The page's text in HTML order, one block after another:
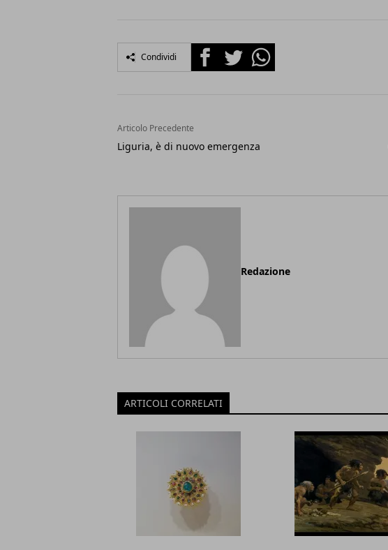
Condividi FacebookTwitterWhatsapp
Articolo Precedente
Liguria, è di nuovo emergenza
Redazione
ARTICOLI CORRELATI